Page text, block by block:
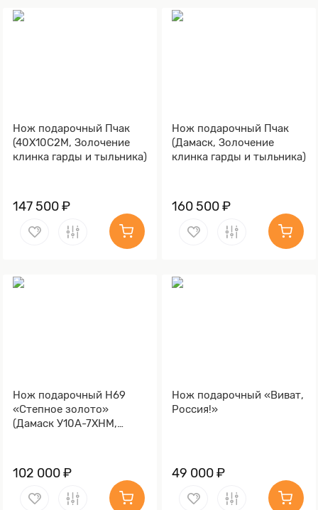
Нож подарочный Пчак
(40Х10С2М, Золочение
клинка гарды и тыльника)
147 500 ₽
Нож подарочный Пчак
(Дамаск, Золочение
клинка гарды и тыльника)
160 500 ₽
Нож подарочный Н69
«Степное золото»
(Дамаск У10А-7ХНМ,
и тыльника)
102 000 ₽
Нож подарочный «Виват,
Россия!»
49 000 ₽